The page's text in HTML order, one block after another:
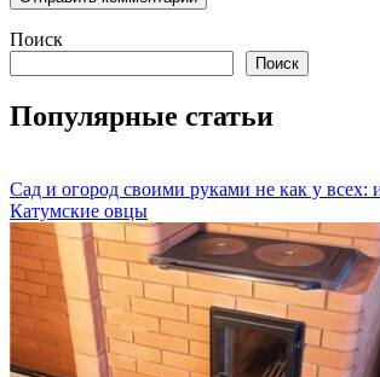
Поиск
Поиск
Популярные статьи
Сад и огород своими руками не как у всех:
Катумские овцы